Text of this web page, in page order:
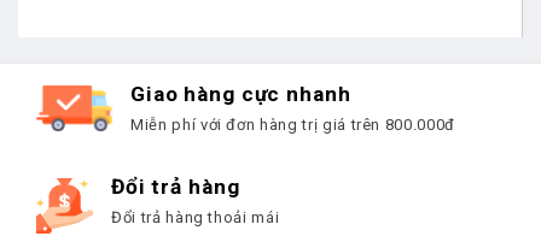
Giao hàng cực nhanh
Miễn phí với đơn hàng trị giá trên 800.000đ
Đổi trả hàng
Đổi trả hàng thoải mái